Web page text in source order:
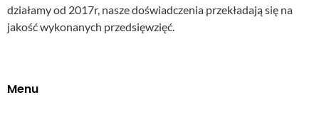
działamy od 2017r, nasze doświadczenia przekładają się na
jakość wykonanych przedsięwzięć.
Menu